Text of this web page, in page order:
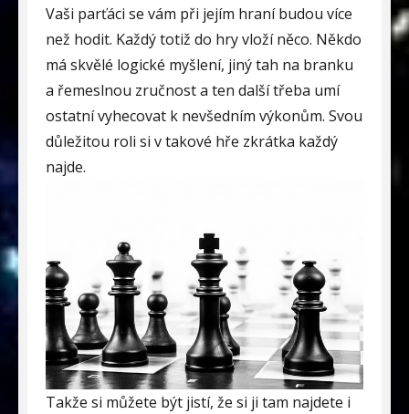
Vaši parťáci se vám při jejím hraní budou více
než hodit. Každý totiž do hry vloží něco. Někdo
má skvělé logické myšlení, jiný tah na branku
a řemeslnou zručnost a ten další třeba umí
ostatní vyhecovat k nevšedním výkonům. Svou
důležitou roli si v takové hře zkrátka každý
najde.
Takže si můžete být jistí, že si ji tam najdete i